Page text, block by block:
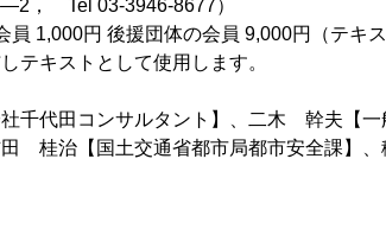
， Tel 03-3946-8677）
1,000円 後援団体の会員 9,000円（テキス
テキストとして使用します。
代田コンサルタント】、二木 幹夫【一
桂治【国土交通省都市局都市安全課】